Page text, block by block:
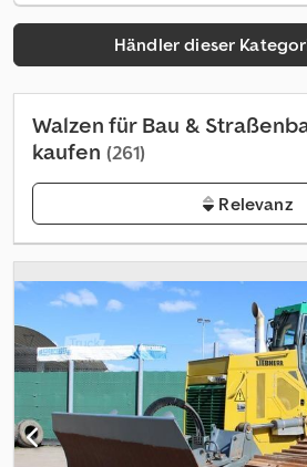
Händler dieser
Walzen für Bau &
kaufen (261)
Relevanz